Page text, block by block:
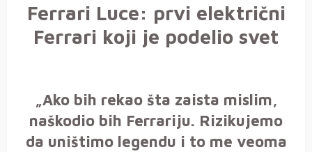
Ferrari Luce: prvi električni
Ferrari koji je podelio svet
„Ako bih rekao šta zaista mislim,
naškodio bih Ferrariju. Rizikujemo
da uništimo legendu i to me veoma